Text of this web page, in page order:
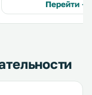
самом центре
де-Грасиа, напротив
Перейти →